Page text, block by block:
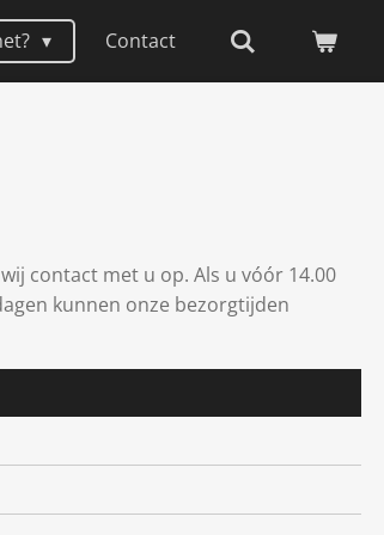
Contact
contact met u op. Als u vóór 14.00
kunnen onze bezorgtijden